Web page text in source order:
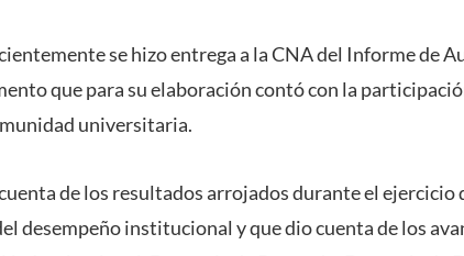
se hizo entrega a la CNA del Informe de
que para su elaboración contó con la
universitaria.
de los resultados arrojados durante el ejercicio
desempeño institucional y que dio cuenta de los